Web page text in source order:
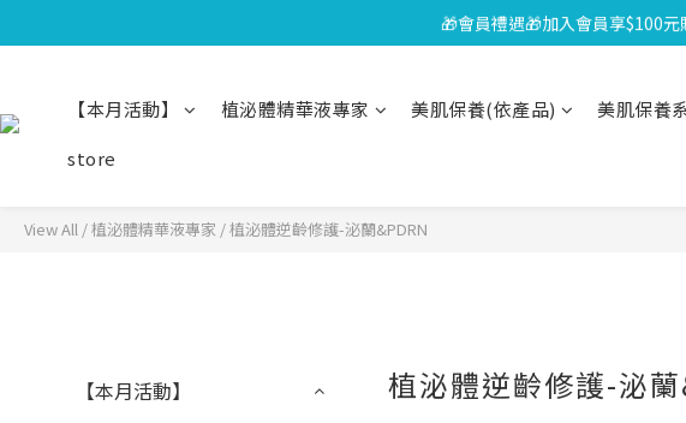
⏰8/01-8/18限定⏰下單送
🎁會員禮遇🎁加入會員享$100
【本月活動】 植泌體精華液專家 美肌保養(依產品) 美肌保養
store
View All /植泌體精華液專家 /植泌體逆齡修護-泌蘭&PDRN
【本月活動】
植泌體逆齡修護-泌蘭